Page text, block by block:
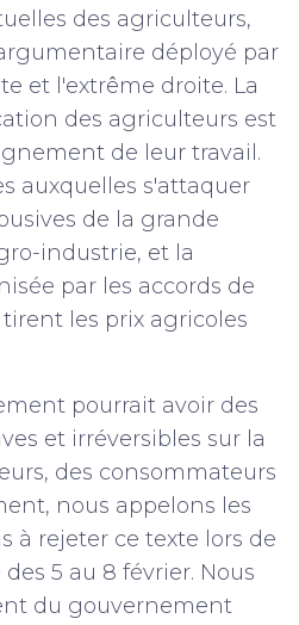
des agriculteurs,
déployé par
et l'extrême droite. La
des agriculteurs est
de leur travail.
auxquelles s'attaquer
de la grande
industrie, et la
par les accords de
les prix agricoles
pourrait avoir des
et irréversibles sur la
des consommateurs
nous appelons les
à rejeter ce texte lors de
5 au 8 février. Nous
du gouvernement